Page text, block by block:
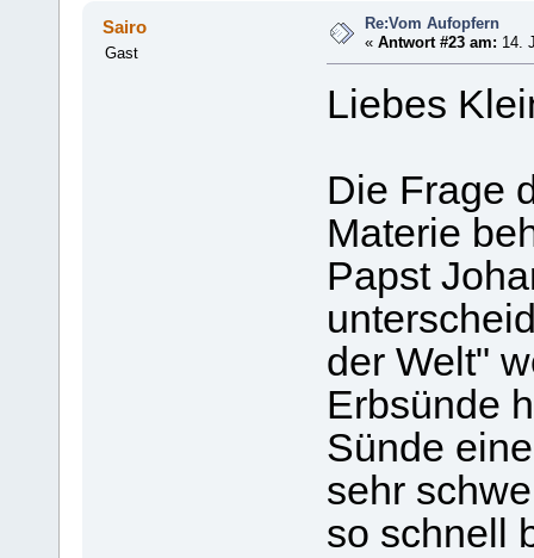
Sairo
Gast
Re:Vom Aufopfern
«Antwort #23 am: 14.
Liebes
Die Frage
Materie
Papst
der Welt"
Erbsünde
Sünde
sehr
so schnell